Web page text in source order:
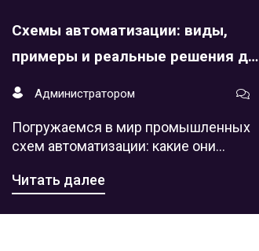
Схемы автоматизации: виды,
примеры и реальные решения для
производства
Администратором
Погружаемся в мир промышленных
схем автоматизации: какие они
практике встречаются. Подборка
Читать далее